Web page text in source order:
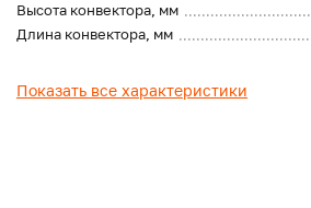
Высота конвектора, мм
Длина конвектора, мм
Показать все характеристики